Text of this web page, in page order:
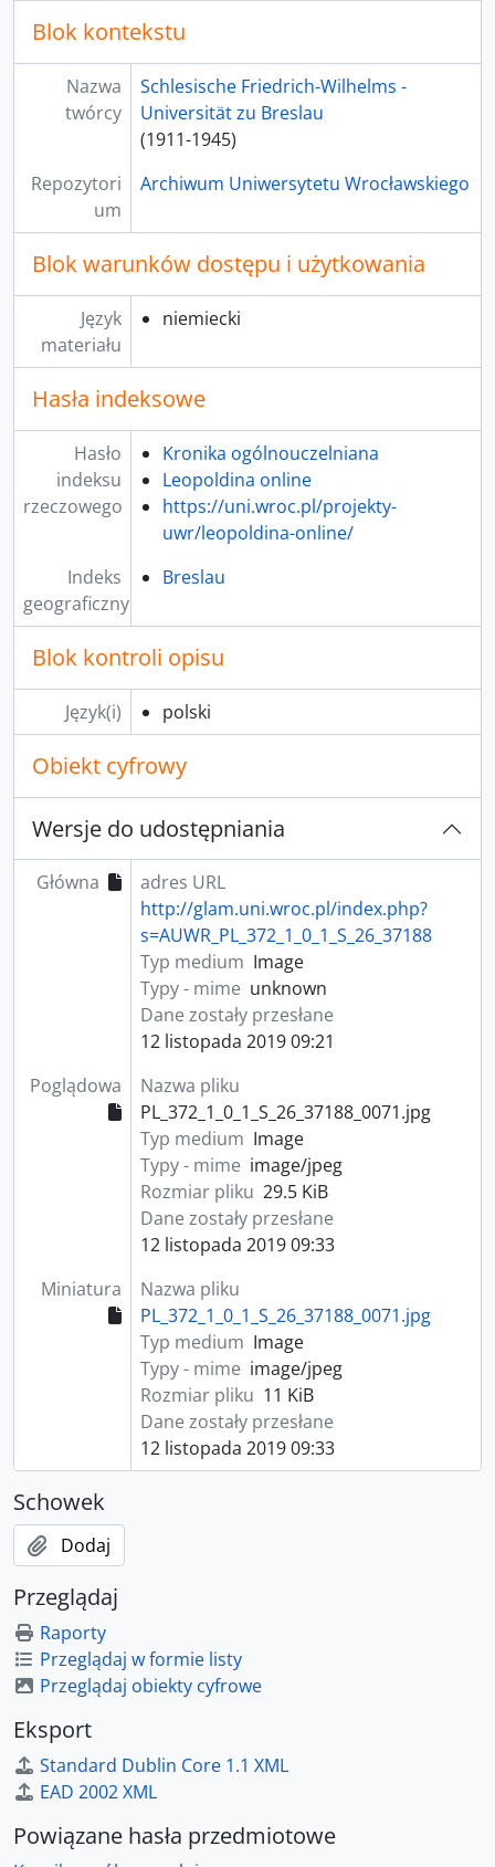
Blok kontekstu
Nazwa
twórcy
Schlesische Friedrich-Wilhelms -
Universität zu Breslau
(1911-1945)
Repozytori
um
Archiwum Uniwersytetu Wrocławskiego
Blok warunków dostępu i użytkowania
Język
materiału
niemiecki
Hasła indeksowe
Hasło
indeksu
rzeczowego
Kronika ogólnouczelniana
Leopoldina online
https://uni.wroc.pl/projekty-
uwr/leopoldina-online/
Indeks
geograficzny
Breslau
Blok kontroli opisu
Język(i) polski
Obiekt cyfrowy
Wersje do udostępniania
Główna
adres URL
http://glam.uni.wroc.pl/index.php?
s=AUWR_PL_372_1_0_1_S_26_37188
Typ medium Image
Typy - mime unknown
Dane zostały przesłane
12 listopada 2019 09:21
Poglądowa
Nazwa pliku
PL_372_1_0_1_S_26_37188_0071.jpg
Typ medium Image
Typy - mime image/jpeg
Rozmiar pliku 29.5 KiB
Dane zostały przesłane
12 listopada 2019 09:33
Miniatura
Nazwa pliku
PL_372_1_0_1_S_26_37188_0071.jpg
Typ medium Image
Typy - mime image/jpeg
Rozmiar pliku 11 KiB
Dane zostały przesłane
12 listopada 2019 09:33
Schowek
Dodaj
Przeglądaj
Raporty
Przeglądaj w formie listy
Przeglądaj obiekty cyfrowe
Eksport
Standard Dublin Core 1.1 XML
EAD 2002 XML
Powiązane hasła przedmiotowe